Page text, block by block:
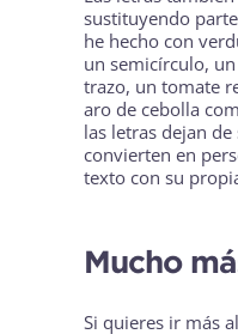
sustituyendo
he hecho con
un semicírculo,
trazo, un tomate
aro de cebolla
las letras dejan
convierten en
texto con su
Mucho
Si quieres ir más